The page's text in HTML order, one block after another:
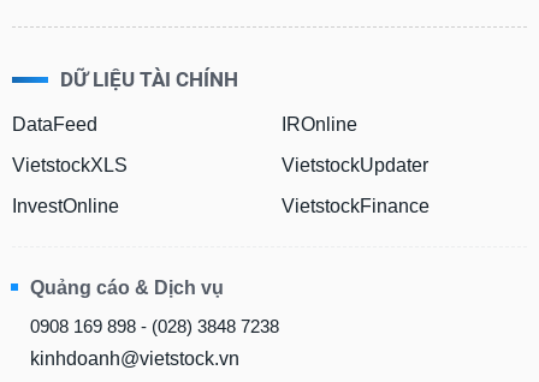
DỮ LIỆU TÀI CHÍNH
DataFeed
VietstockXLS
InvestOnline
IROnline
VietstockUpdater
VietstockFinance
Quảng cáo & Dịch vụ
0908 169 898 - (028) 3848 7238
kinhdoanh@vietstock.vn
tài
cụ
đầu
tư